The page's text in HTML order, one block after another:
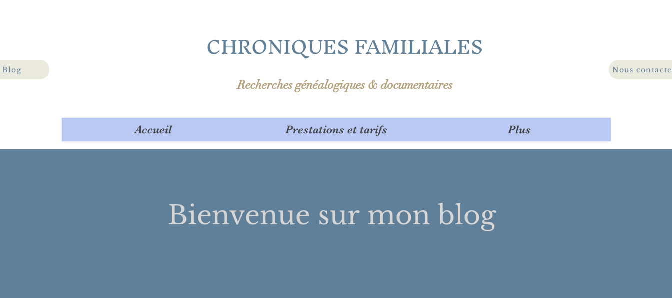
Blog
CHRONIQUES FAMILIALES
Recherches généalogiques & documentaires
Nous
Accueil Prestations et tarifs Plus
Bienvenue sur mon blog